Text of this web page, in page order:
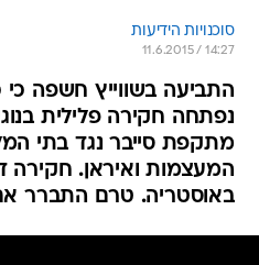
סוכנויות הידיעות
11.6.2015 / 14:27
התביעה בשווייץ חשפה כי
נפתחה חקירה פלילית
מתקפת סייבר נגד בתי
המעצמות ואיראן. חקירה
באוסטריה. טרם התברר